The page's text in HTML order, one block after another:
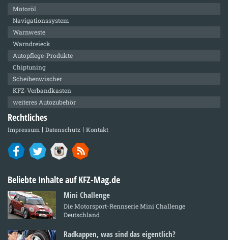
Motoröl
Navigationssystem
Warnweste
Warndreieck
Autopflege-Produkte
Chiptuning
Scheibenwischer
KFZ-Verbandkasten
weiteres Autozubehör
Rechtliches
Impressum Datenschutz Kontakt
Beliebte Inhalte auf KFZ-Mag.de
Mini Challenge
Die Motorsport-Rennserie Mini Challenge
Deutschland
Radkappen, was sind das eigentlich?